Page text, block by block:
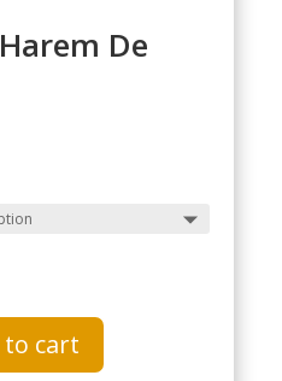
De
to cart